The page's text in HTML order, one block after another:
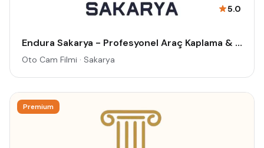
5.0
Endura Sakarya - Profesyonel Araç Kaplama & Cam Filmi Uygulama Merkezi
Oto Cam Filmi · Sakarya
Premium